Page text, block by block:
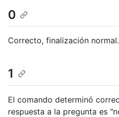
0
Correcto, finalización normal.
1
El comando determinó
respuesta a la pregunta es